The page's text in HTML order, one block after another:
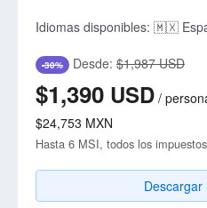
Idiomas disponibles: 🇲🇽
-30% Desde: $1,987 USD
$1,390 USD /
$24,753 MXN
Hasta 6 MSI, todos los
Descargar